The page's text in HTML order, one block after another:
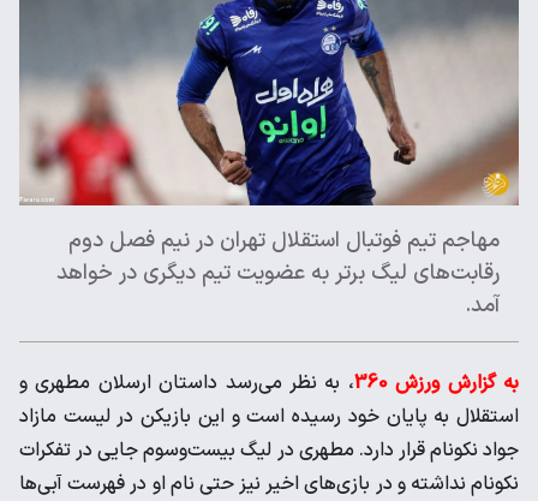
مهاجم تیم فوتبال استقلال تهران در نیم فصل دوم
رقابت‌های لیگ برتر به عضویت تیم دیگری در خواهد
آمد.
به گزارش ورزش 360
، به نظر می‌رسد داستان ارسلان مطهری و
استقلال به پایان خود رسیده است و این بازیکن در لیست مازاد
جواد نکونام قرار دارد. مطهری در لیگ بیست‌وسوم جایی در تفکرات
نکونام نداشته و در بازی‌های اخیر نیز حتی نام او در فهرست آبی‌ها